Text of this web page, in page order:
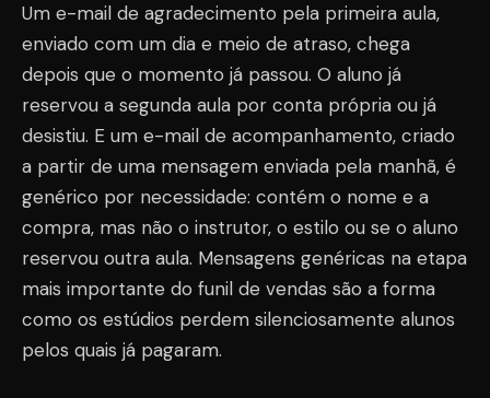
Um e-mail de agradecimento pela primeira aula,
enviado com um dia e meio de atraso, chega
depois que o momento já passou. O aluno já
reservou a segunda aula por conta própria ou já
desistiu. E um e-mail de acompanhamento, criado
a partir de uma mensagem enviada pela manhã, é
genérico por necessidade: contém o nome e a
compra, mas não o instrutor, o estilo ou se o aluno
reservou outra aula. Mensagens genéricas na etapa
mais importante do funil de vendas são a forma
como os estúdios perdem silenciosamente alunos
pelos quais já pagaram.